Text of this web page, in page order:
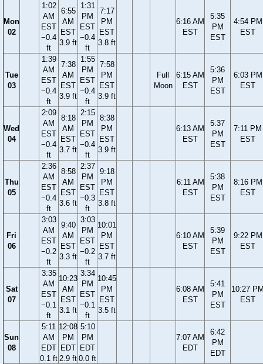
Mon
02
1:02
AM
EST
−0.4
ft
6:55
AM
EST
3.9 ft
1:31
PM
EST
−0.4
ft
7:17
PM
EST
3.8 ft
6:16 AM
EST
5:35
PM
EST
4:54 PM
EST
Tue
03
1:39
AM
EST
−0.4
ft
7:38
AM
EST
3.9 ft
1:55
PM
EST
−0.4
ft
7:58
PM
EST
3.9 ft
Full
Moon
6:15 AM
EST
5:36
PM
EST
6:03 PM
EST
Wed
04
2:09
AM
EST
−0.4
ft
8:18
AM
EST
3.7 ft
2:15
PM
EST
−0.4
ft
8:38
PM
EST
3.9 ft
6:13 AM
EST
5:37
PM
EST
7:11 PM
EST
Thu
05
2:36
AM
EST
−0.4
ft
8:58
AM
EST
3.6 ft
2:37
PM
EST
−0.3
ft
9:18
PM
EST
3.8 ft
6:11 AM
EST
5:38
PM
EST
8:16 PM
EST
Fri
06
3:03
AM
EST
−0.2
ft
9:40
AM
EST
3.3 ft
3:03
PM
EST
−0.2
ft
10:01
PM
EST
3.7 ft
6:10 AM
EST
5:39
PM
EST
9:22 PM
EST
Sat
07
3:35
AM
EST
−0.1
ft
10:23
AM
EST
3.1 ft
3:34
PM
EST
−0.1
ft
10:45
PM
EST
3.5 ft
6:08 AM
EST
5:41
PM
EST
10:27
EST
Sun
08
5:11
AM
EDT
0.1 ft
12:08
PM
EDT
2.9 ft
5:10
PM
EDT
0.0 ft
7:07 AM
EDT
6:42
PM
EDT